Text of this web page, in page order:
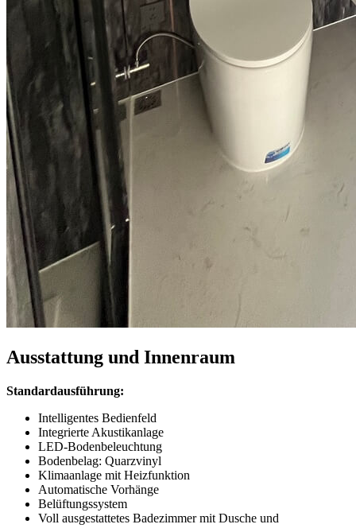
Ausstattung und Innenraum
Standardausführung:
Intelligentes Bedienfeld
Integrierte Akustikanlage
LED-Bodenbeleuchtung
Bodenbelag: Quarzvinyl
Klimaanlage mit Heizfunktion
Automatische Vorhänge
Belüftungssystem
Voll ausgestattetes Badezimmer mit Dusche und